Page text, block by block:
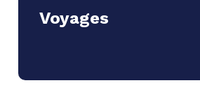
Voyages